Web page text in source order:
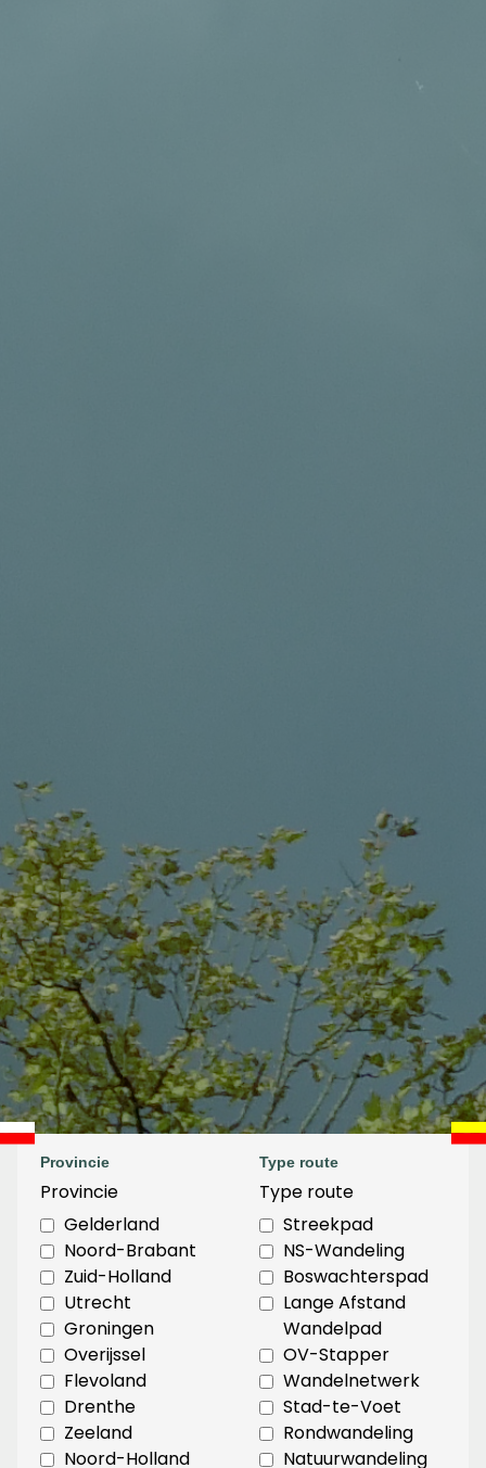
Provincie
Provincie
Gelderland
Noord-Brabant
Zuid-Holland
Utrecht
Groningen
Overijssel
Flevoland
Drenthe
Zeeland
Noord-Holland
Type route
Type route
Streekpad
NS-Wandeling
Boswachterspad
Lange Afstand
Wandelpad
OV-Stapper
Wandelnetwerk
Stad-te-Voet
Rondwandeling
Natuurwandeling